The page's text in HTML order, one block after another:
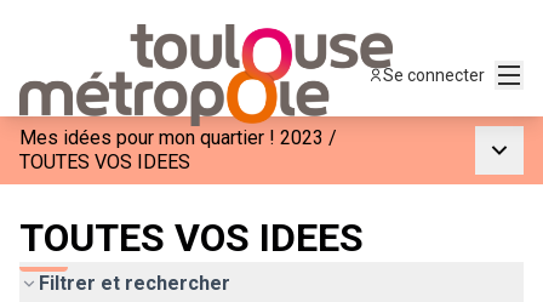
Se connecter
Mes idées pour mon quartier ! 2023 /
TOUTES VOS IDEES
TOUTES VOS IDEES
Filtrer et rechercher